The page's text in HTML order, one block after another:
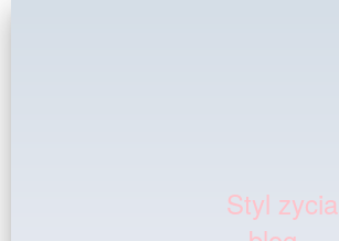
Styl zycia